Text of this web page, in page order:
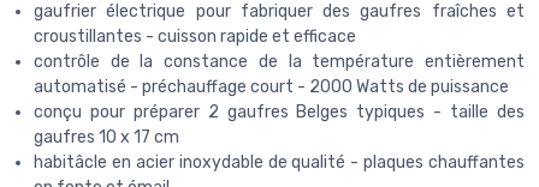
gaufrier électrique pour fabriquer des gaufres fraîches et
croustillantes - cuisson rapide et efficace
contrôle de la constance de la température entièrement
automatisé - préchauffage court - 2000 Watts de puissance
conçu pour préparer 2 gaufres Belges typiques - taille des
gaufres 10 x 17 cm
habitâcle en acier inoxydable de qualité - plaques chauffantes